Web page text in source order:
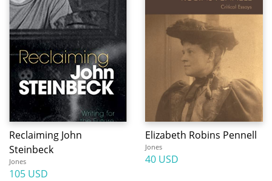
Reclaiming John
Steinbeck
Jones
105 USD
Elizabeth Robins Pennell
Jones
40 USD